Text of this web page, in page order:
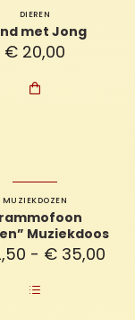
DIEREN
met Jong
€ 20,00

MUZIEKDOZEN
Muziekdoos
- € 35,00